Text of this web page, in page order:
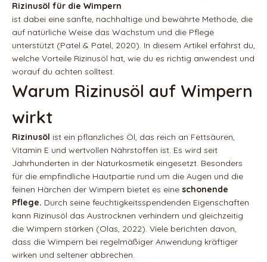
Rizinusöl für die Wimpern
ist dabei eine sanfte, nachhaltige und bewährte Methode, die
auf natürliche Weise das Wachstum und die Pflege
unterstützt (Patel & Patel, 2020). In diesem Artikel erfährst du,
welche Vorteile Rizinusöl hat, wie du es richtig anwendest und
worauf du achten solltest.
Warum Rizinusöl auf Wimpern
wirkt
Rizinusöl ist ein pflanzliches Öl, das reich an Fettsäuren,
Vitamin E und wertvollen Nährstoffen ist. Es wird seit
Jahrhunderten in der Naturkosmetik eingesetzt. Besonders
für die empfindliche Hautpartie rund um die Augen und die
feinen Härchen der Wimpern bietet es eine schonende
Pflege. Durch seine feuchtigkeitsspendenden Eigenschaften
kann Rizinusöl das Austrocknen verhindern und gleichzeitig
die Wimpern stärken (Olas, 2022). Viele berichten davon,
dass die Wimpern bei regelmäßiger Anwendung kräftiger
wirken und seltener abbrechen.